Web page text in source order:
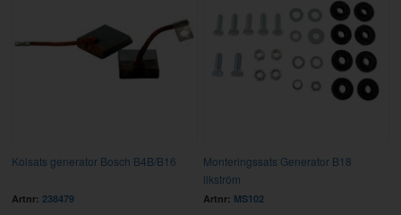
Kolsats generator Bosch B4B/B16
Artnr: 238479
Monteringssats Generator B18
likström
Artnr: MS102